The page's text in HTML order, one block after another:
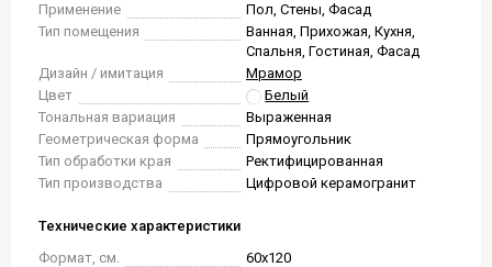
Применение
Пол, Стены, Фасад
Тип помещения
Ванная, Прихожая, Кухня,
Спальня, Гостиная, Фасад
Дизайн / имитация
Мрамор
Цвет
Белый
Тональная вариация
Выраженная
Геометрическая форма
Прямоугольник
Тип обработки края
Ректифицированная
Тип производства
Цифровой керамогранит
Технические характеристики
Формат, см.
60x120